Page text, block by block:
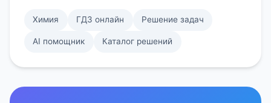
Химия ГДЗ онлайн Решение задач
AI помощник Каталог решений